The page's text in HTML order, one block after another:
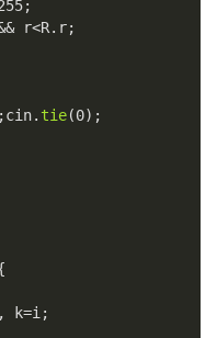
;
r<R.r;
tie(0);
k=i;